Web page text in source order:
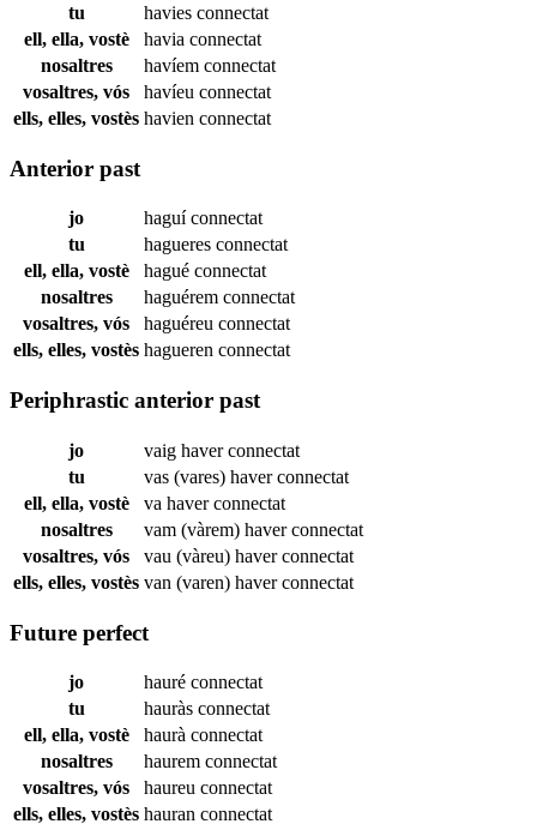
tu
havies connectat
ell, ella, vostè
havia connectat
nosaltres
havíem connectat
vosaltres, vós
havíeu connectat
ells, elles, vostès havien connectat
Anterior past
jo haguíconnectat
tu
hagueres connectat
ell, ella, vostè
hagué connectat
nosaltres
haguérem connectat
vosaltres, vós
haguéreu connectat
ells, elles, vostès hagueren connectat
Periphrastic anterior past
jo vaig haverconnectat
tu
vas (vares) haverconnectat
ell, ella, vostè
va haverconnectat
nosaltres
vam (vàrem) haverconnectat
vosaltres, vós
vau (vàreu) haverconnectat
ells, elles, vostès van (varen) haverconnectat
Future perfect
jo hauré connectat
tu
hauràs connectat
ell, ella, vostè
haurà connectat
nosaltres
haurem connectat
vosaltres, vós
haureu connectat
ells, elles, vostès hauran connectat